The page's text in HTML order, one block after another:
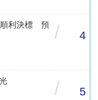
順利決標 預
/ 4
/ 5